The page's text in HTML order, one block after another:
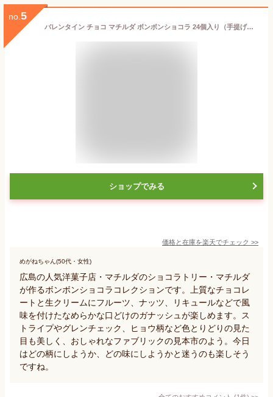
no. 5
バレンタイン チョコ マチルダ ボンボンショコラ 24個入り（手提げ袋付き） チョコレート バレンタインチョコ かわいい おしゃれ 高級 1粒 高級感 ボンボン ショコラ トリュフ ギフト 人気 本命 義理 友チョコ 職場 ショコラトリー ショコラティエ マチルダ 広島 VD
ショップでみる
価格と在庫を楽天でチェック >>
めがねちゃん(50代・女性)
広島の人気洋菓子店・マチルダのショコラトリー・マチルダ
が作るボンボンショコラコレクションです。上質なチョコレ
ートと生クリームにフルーツ、ナッツ、リキュールなどで風
味を付けたなめらかな口どけのガナッシュが楽しめます。ス
トライプやグレンチェック、ヒョウ柄など色とりどりの見た
目も美しく、おしゃれなファブリックの見本市のよう。今日
はどの柄にしようか、どの味にしようかと迷うのも楽しそう
ですね。